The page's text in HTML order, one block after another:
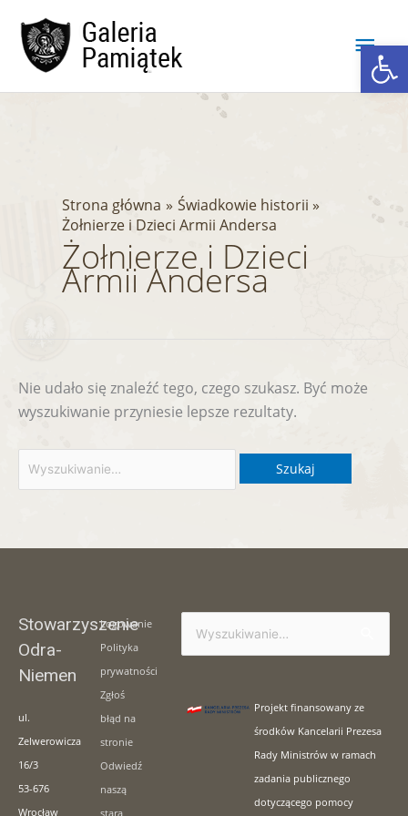
treści
Strona główna
Świadkowie historii
Żołnierze i Dzieci Armii Andersa
Żołnierze i Dzieci
Armii Andersa
Nie udało się znaleźć tego, czego szukasz. Być może
wyszukiwanie przyniesie lepsze rezultaty.
Stowarzyszenie
Odra-
Niemen
ul.
Zelwerowicza
16/3
53-676
Wrocław
Logowanie
Polityka
prywatności
Zgłoś
błąd na
stronie
Odwiedź
naszą
starą
Szukaj
dla:
Projekt finansowany ze
środków Kancelarii Prezesa
Rady Ministrów w ramach
zadania publicznego
dotyczącego pomocy